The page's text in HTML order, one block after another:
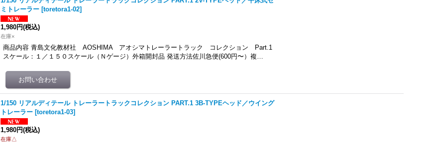
ミトレーラー [toretora1-02]
1,980円(税込)
在庫×
商品内容 青島文化教材社 AOSHIMA アオシマトレーラートラック コレクション Part.1
スケール：１／１５０スケール（Ｎゲージ）外箱開封品 発送方法佐川急便(600円〜）複…
1/150 リアルディテール トレーラートラックコレクション PART.1 3B-TYPEヘッド／ウイング
トレーラー [toretora1-03]
1,980円(税込)
在庫△